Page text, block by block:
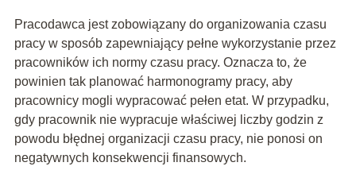
Pracodawca jest zobowiązany do organizowania czasu
pracy w sposób zapewniający pełne wykorzystanie przez
pracowników ich normy czasu pracy. Oznacza to, że
powinien tak planować harmonogramy pracy, aby
pracownicy mogli wypracować pełen etat. W przypadku,
gdy pracownik nie wypracuje właściwej liczby godzin z
powodu błędnej organizacji czasu pracy, nie ponosi on
negatywnych konsekwencji finansowych.